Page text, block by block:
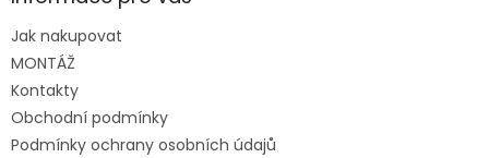
Jak nakupovat
MONTÁŽ
Kontakty
Obchodní podmínky
Podmínky ochrany osobních údajů